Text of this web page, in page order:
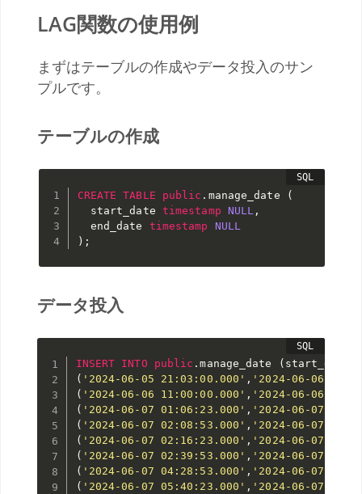
LAG関数の使用例
まずはテーブルの作成やデータ投入のサン
プルです。
テーブルの作成
CREATE TABLE public . manage_date
(
  start_date
timestamp NULL ,
  end_date
timestamp
NULL
) ;
データ投入
INSERT INTO public .manage_date ( start_date
( '2024-06-05 21:03:00.000' , '2024-06-06
( '2024-06-06 11:00:00.000' , '2024-06-06
( '2024-06-07 01:06:23.000' , '2024-06-07
( '2024-06-07 02:08:53.000' , '2024-06-07
( '2024-06-07 02:16:23.000' , '2024-06-07
( '2024-06-07 02:39:53.000' , '2024-06-07
( '2024-06-07 04:28:53.000' , '2024-06-07
( '2024-06-07 05:40:23.000' , '2024-06-07